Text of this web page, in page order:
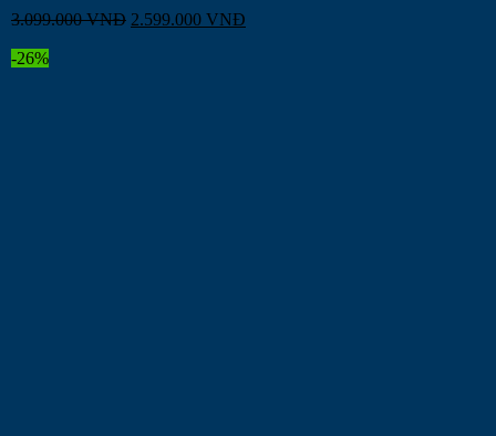
3.099.000VNĐ 2.599.000 VNĐ
-26%